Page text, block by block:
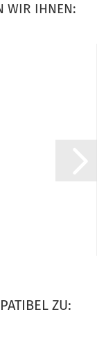
WIR IHNEN:
ZU: